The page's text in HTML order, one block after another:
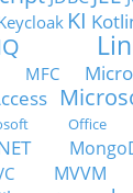
KI
MFC
Office
MVVM